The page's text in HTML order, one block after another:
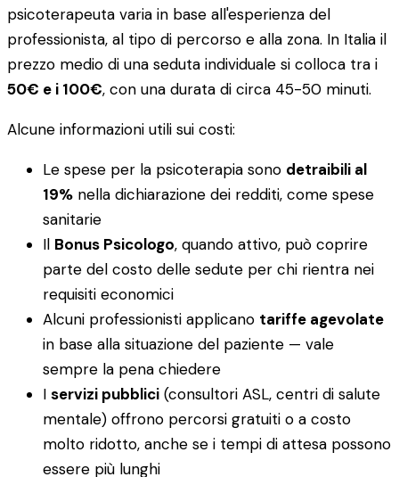
psicoterapeuta varia in base all'esperienza del
professionista, al tipo di percorso e alla zona. In Italia il
prezzo medio di una seduta individuale si colloca tra i
50€ e i 100€, con una durata di circa 45-50 minuti.
Alcune informazioni utili sui costi:
Le spese per la psicoterapia sono detraibili al
19% nella dichiarazione dei redditi, come spese
sanitarie
Il Bonus Psicologo, quando attivo, può coprire
parte del costo delle sedute per chi rientra nei
requisiti economici
Alcuni professionisti applicano tariffe agevolate
in base alla situazione del paziente — vale
sempre la pena chiedere
I servizi pubblici (consultori ASL, centri di salute
mentale) offrono percorsi gratuiti o a costo
molto ridotto, anche se i tempi di attesa possono
essere più lunghi